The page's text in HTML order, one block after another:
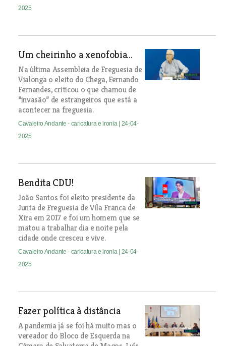
2025
Um cheirinho a xenofobia...
Na última Assembleia de Freguesia de
Vialonga o eleito do Chega, Fernando
Fernandes, criticou o que chamou de
“invasão” de estrangeiros que está a
acontecer na freguesia.
Cavaleiro Andante - caricatura e ironia | 24-04-
2025
Bendita CDU!
João Santos foi eleito presidente da
Junta de Freguesia de Vila Franca de
Xira em 2017 e foi um homem que se
matou a trabalhar dia e noite pela
cidade onde cresceu e vive.
Cavaleiro Andante - caricatura e ironia | 24-04-
2025
Fazer política à distância
A pandemia já se foi há muito mas o
vereador do Bloco de Esquerda na